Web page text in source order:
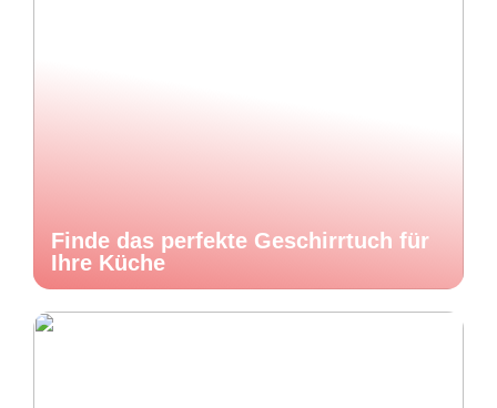
Finde das perfekte Geschirrtuch für
Ihre Küche